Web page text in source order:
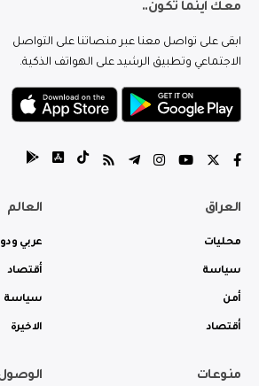
معك اينما تكون..
ابقى على تواصل معنا عبر منصاتنا على التواصل
الاجتماعي وتطبيق الرشيد على الهواتف الذكية.
العراق
محليات
سياسة
أمن
أقتصاد
العالم
عربي
أقتصاد
سياسة
الاخيرة
منوعات